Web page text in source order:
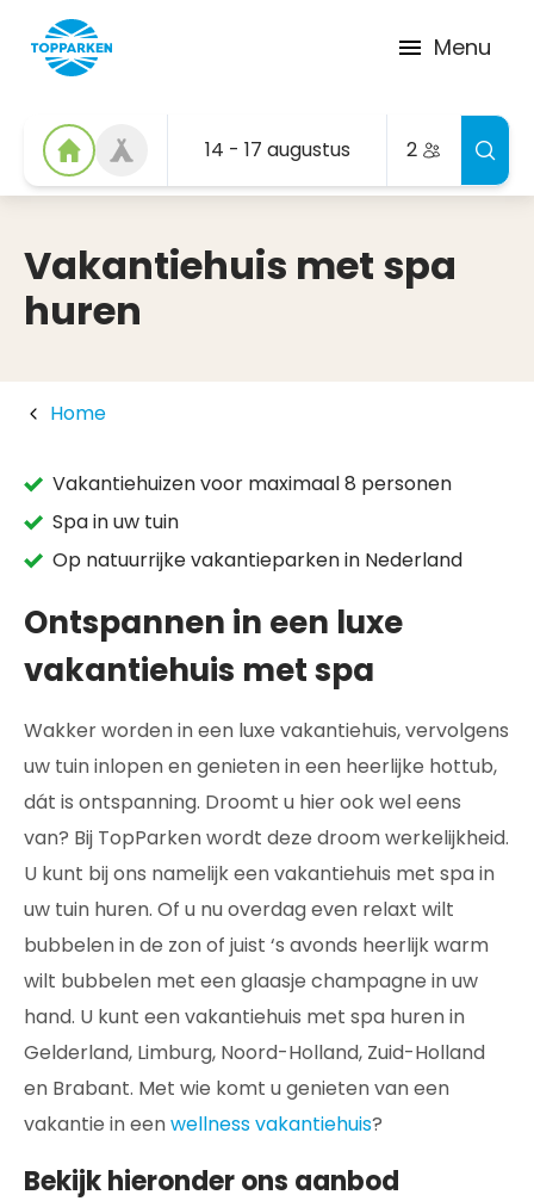
Menu
14 - 17 augustus 2
Vakantiehuis met spa
huren
Home
Vakantiehuizen voor maximaal 8 personen
Spa in uw tuin
Op natuurrijke vakantieparken in Nederland
Ontspannen in een luxe
vakantiehuis met spa
Wakker worden in een luxe vakantiehuis, vervolgens
uw tuin inlopen en genieten in een heerlijke hottub,
dát is ontspanning. Droomt u hier ook wel eens
van? Bij TopParken wordt deze droom werkelijkheid.
U kunt bij ons namelijk een vakantiehuis met spa in
uw tuin huren. Of u nu overdag even relaxt wilt
bubbelen in de zon of juist ‘s avonds heerlijk warm
wilt bubbelen met een glaasje champagne in uw
hand. U kunt een vakantiehuis met spa huren in
Gelderland, Limburg, Noord-Holland, Zuid-Holland
en Brabant. Met wie komt u genieten van een
vakantie in eenwellness vakantiehuis?
Bekijk hieronder ons aanbod